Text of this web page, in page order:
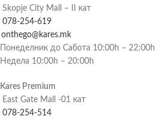
Skopje City Mall – II кат
078-254-619
onthego@kares.mk
Понеделник до Сабота 10:00h – 22:00h
Недела 10:00h – 20:00h
Kares Premium
East Gate Mall -01 кат
078-254-514